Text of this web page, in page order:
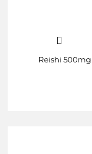
Reishi